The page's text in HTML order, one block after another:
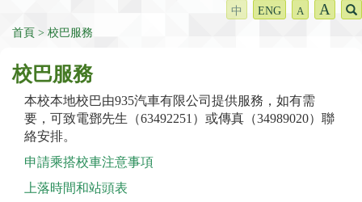
中 ENG A A
首頁 校巴服務
校巴服務
本校本地校巴由935汽車有限公司提供服務，如有需
要，可致電鄧先生（63492251）或傳真（34989020）聯
絡安排。
申請乘搭校車注意事項
上落時間和站頭表